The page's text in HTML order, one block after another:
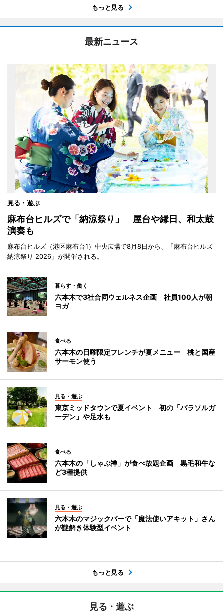
もっと見る
最新ニュース
見る・遊ぶ
麻布台ヒルズで「納涼祭り」 屋台や縁日、和太鼓
演奏も
麻布台ヒルズ（港区麻布台1）中央広場で8月8日から、「麻布台ヒルズ
納涼祭り 2026」が開催される。
暮らす・働く
六本木で3社合同ウェルネス企画 社員100人が朝
ヨガ
食べる
六本木の日曜限定フレンチが夏メニュー 桃と国産
サーモン使う
見る・遊ぶ
東京ミッドタウンで夏イベント 初の「パラソルガ
ーデン」や足水も
食べる
六本木の「しゃぶ禅」が食べ放題企画 黒毛和牛な
ど3種提供
見る・遊ぶ
六本木のマジックバーで「魔法使いアキット」さん
が謎解き体験型イベント
もっと見る
見る・遊ぶ